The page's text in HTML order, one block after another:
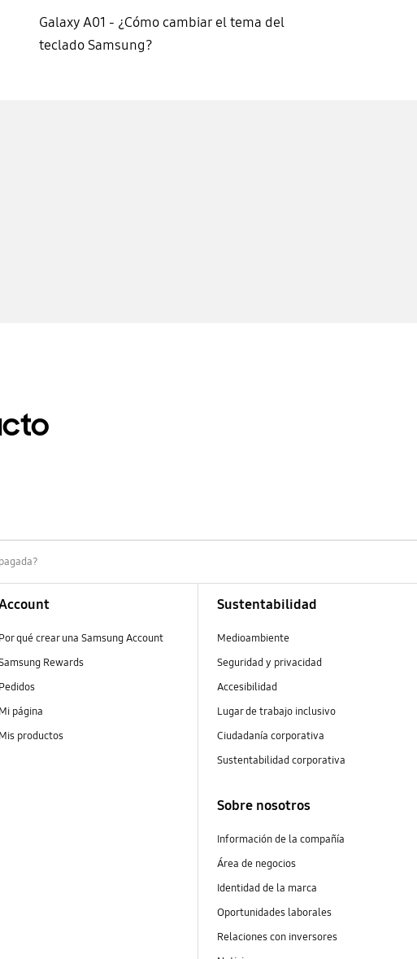
Galaxy A01 - ¿Cómo cambiar el tema del
teclado Samsung?
Por qué crear una Samsung Account
Rewards
Pedidos
Mi página
Mis productos
Sustentabilidad
Medioambiente
Seguridad y privacidad
Accesibilidad
Lugar de trabajo inclusivo
Ciudadanía corporativa
Sustentabilidad corporativa
Sobre nosotros
Información de la compañía
Área de negocios
Identidad de la marca
Oportunidades laborales
Relaciones con inversores